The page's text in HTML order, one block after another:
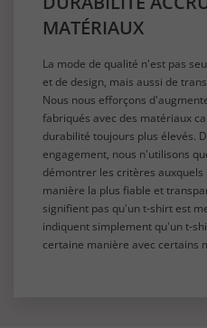
MATÉRIAUX
La mode de qualité n'est pas
et de design, mais aussi de
Nous nous efforçons
fabriqués avec des matériaux
durabilité toujours plus élevés.
engagement, nous n'utilisons
démontrer les critères
manière la plus fiable et
signifient pas qu'un t-shirt est
indiquent simplement qu'un t-
certaine manière avec certains